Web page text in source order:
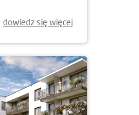
dowiedz się więcej